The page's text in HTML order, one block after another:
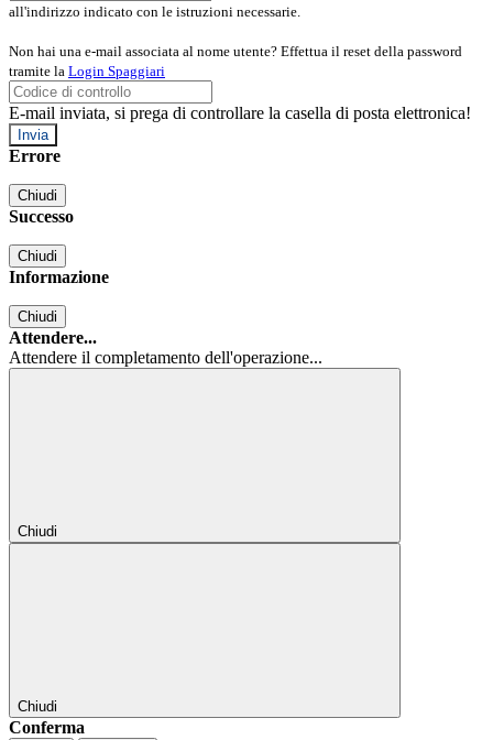
all'indirizzo indicato con le istruzioni necessarie.
Non hai una e-mail associata al nome utente? Effettua il reset della password
tramite la Login Spaggiari
E-mail inviata, si prega di controllare la casella di posta elettronica!
Errore
Chiudi
Successo
Chiudi
Informazione
Chiudi
Attendere...
Attendere il completamento dell'operazione...
Chiudi
Chiudi
Conferma